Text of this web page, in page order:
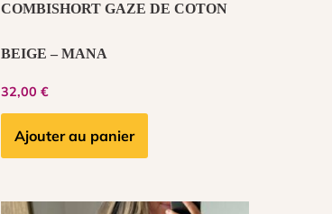
COMBISHORT GAZE DE COTON
BEIGE – MANA
32,00 €
Ajouter au panier